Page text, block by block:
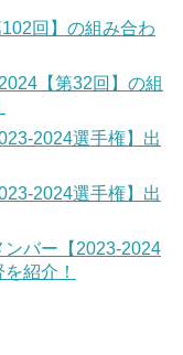
回】の組み合わ
【第32回】の組
2024選手権】出
2024選手権】出
バー【2023-2024
紹介！